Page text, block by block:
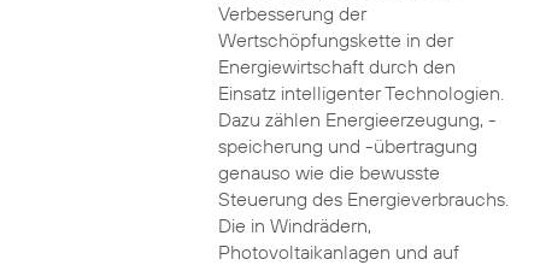
Verbesserung der
Wertschöpfungskette in der
Energiewirtschaft durch den
Einsatz intelligenter Technologien.
Dazu zählen Energieerzeugung, -
speicherung und -übertragung
genauso wie die bewusste
Steuerung des Energieverbrauchs.
Die in Windrädern,
Photovoltaikanlagen und auf